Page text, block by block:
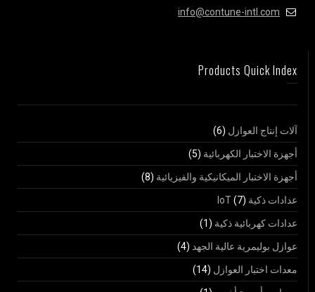
info@contune-intl.com
Products Quick Index
آلات إنتاج العوازل (6)
أجهزة الاختبار الكهربائية (5)
أجهزة الاختبار الميكانيكية والفيزيائية (8)
عدادات ذكية IoT (7)
عدادات كهربائية ذكية (1)
عوازل بوليمرية عالية الجهد (4)
معدات اختبار العوازل (14)